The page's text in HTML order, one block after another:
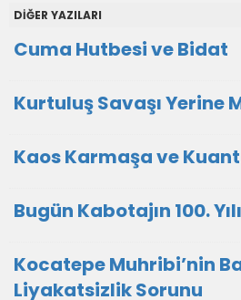
DİĞER YAZILARI
Cuma Hutbesi ve Bidat
Kurtuluş Savaşı Yerine
Kaos Karmaşa ve
Bugün Kabotajın 100. Yılı
Kocatepe Muhribi’nin
Liyakatsizlik Sorunu